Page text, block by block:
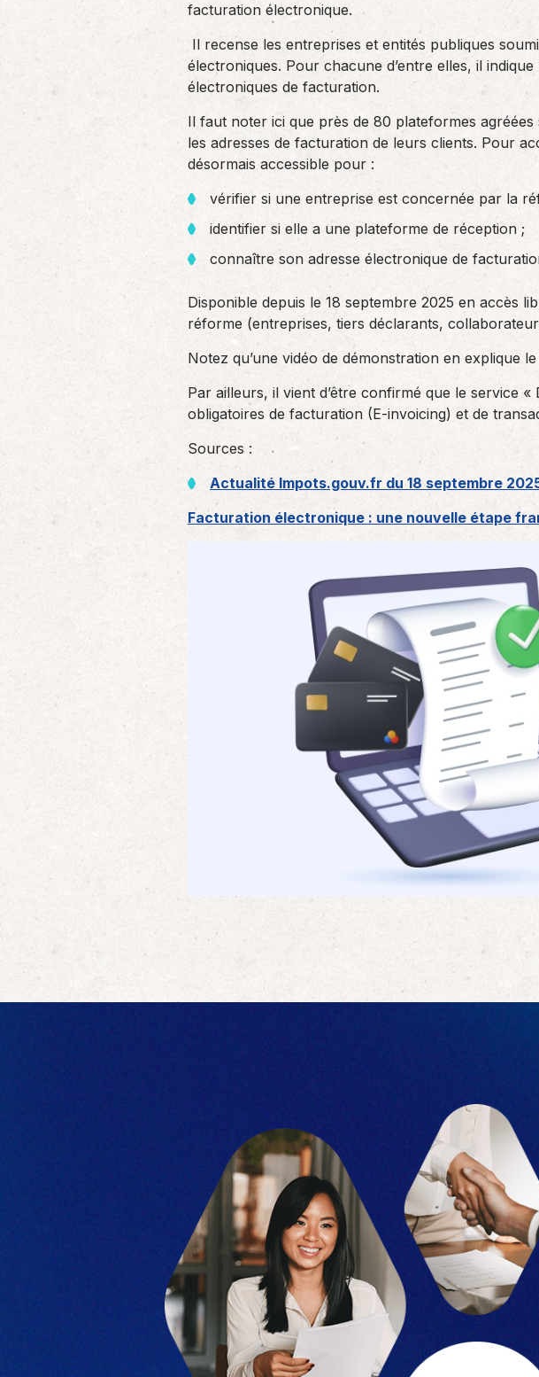
facturation électronique.
Il recense les entreprises et entités publiques
électroniques. Pour chacune d’entre elles, il
électroniques de facturation.
Il faut noter ici que près de 80 plateformes
les adresses de facturation de leurs clients. Pour
désormais accessible pour :
vérifier si une entreprise est concernée par la
identifier si elle a une plateforme de réception ;
connaître son adresse électronique de
Disponible depuis le 18 septembre 2025 en accès
réforme (entreprises, tiers déclarants,
Notez qu’une vidéo de démonstration en explique
Par ailleurs, il vient d’être confirmé que le service «
obligatoires de facturation (E-invoicing) et de
Sources :
Actualité Impots.gouv.fr du 18 septembre
Facturation électronique : une nouvelle étape